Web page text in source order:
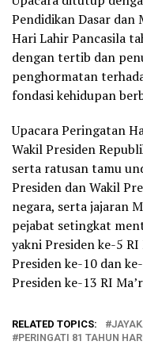
Pendidikan Dasar dan
Hari Lahir Pancasila
dengan tertib dan
penghormatan
fondasi kehidupan
Upacara Peringatan
Wakil Presiden
serta ratusan tamu
Presiden dan Wakil
negara, serta jajaran
pejabat setingkat
yakni Presiden ke-5
Presiden ke-10 dan
Presiden ke-13 RI
RELATED TOPICS:
PERINGATI 81 TAHUN